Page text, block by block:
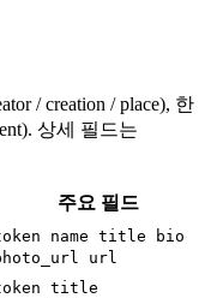
/ creation / place), 한
상세 필드는
주요 필드
name title bio
url
title